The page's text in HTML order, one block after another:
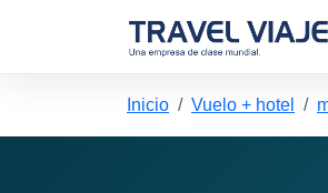
Inicio Vuelo + hotel